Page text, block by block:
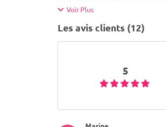
Voir Plus
Les avis clients (12)
5